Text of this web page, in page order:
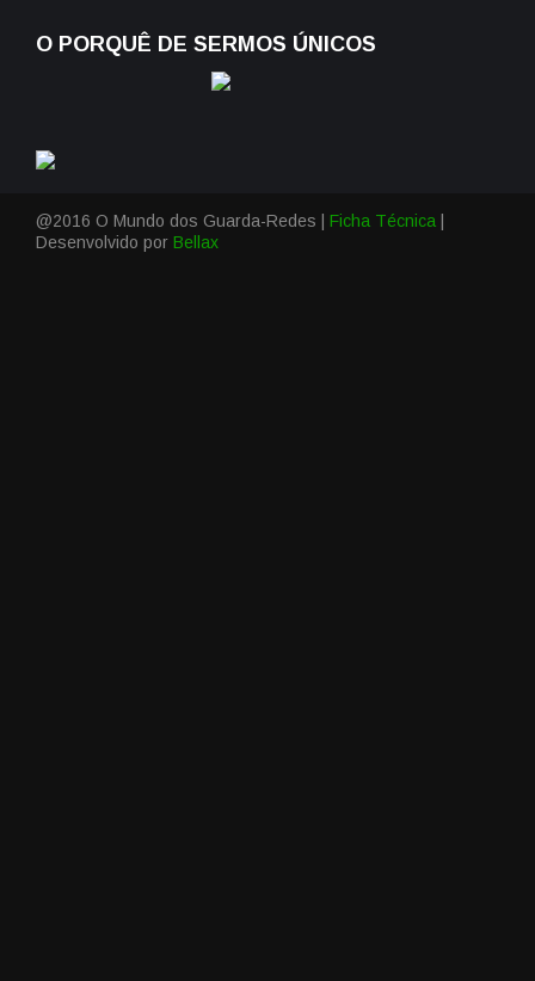
O PORQUÊ DE SERMOS ÚNICOS
@2016 O Mundo dos Guarda-Redes | Ficha Técnica
Desenvolvido por Bellax